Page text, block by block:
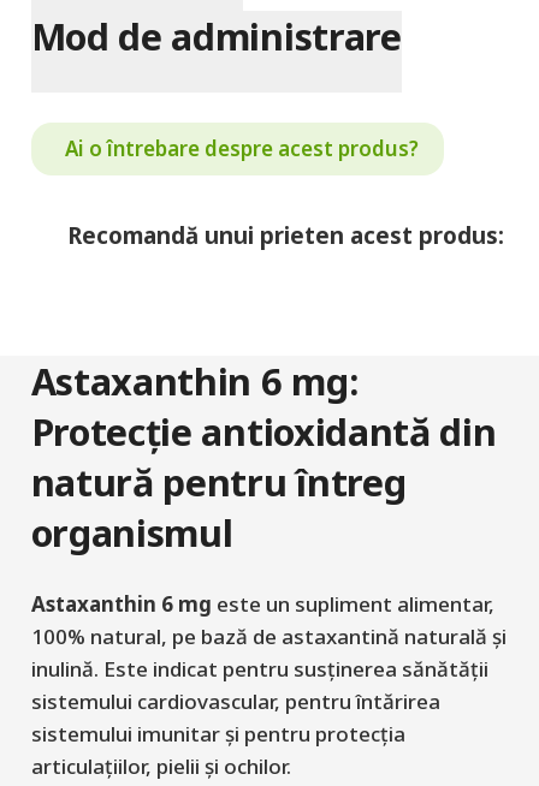
Mod de administrare
Ai o întrebare despre acest produs?
Recomandă unui prieten acest produs:
Astaxanthin 6 mg:
Protecție antioxidantă din
natură pentru întreg
organismul
Astaxanthin 6 mg este un supliment alimentar,
100% natural, pe bază de astaxantină naturală și
inulină. Este indicat pentru susținerea sănătății
sistemului cardiovascular, pentru întărirea
sistemului imunitar și pentru protecția
articulațiilor, pielii și ochilor.